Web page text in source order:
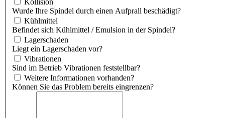
Kollision
Wurde Ihre Spindel durch einen Aufprall beschädigt?
Kühlmittel
Befindet sich Kühlmittel / Emulsion in der Spindel?
Lagerschaden
Liegt ein Lagerschaden vor?
Vibrationen
Sind im Betrieb Vibrationen feststellbar?
Weitere Informationen vorhanden?
Können Sie das Problem bereits eingrenzen?